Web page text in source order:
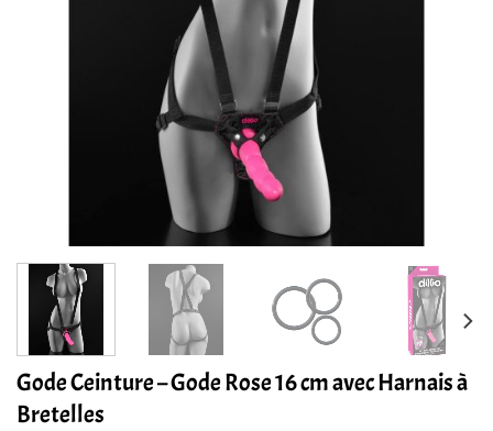
Gode Ceinture – Gode Rose 16 cm avec Harnais à
Bretelles